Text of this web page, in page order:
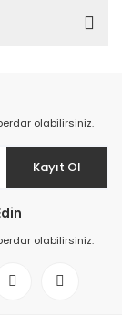
olabilirsiniz.
Kayıt Ol
olabilirsiniz.